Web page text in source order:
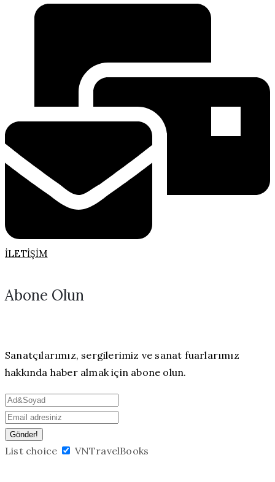
İLETIŞIM
Abone Olun
Sanatçılarımız, sergilerimiz ve sanat fuarlarımız
hakkında haber almak için abone olun.
List choice VNTravelBooks